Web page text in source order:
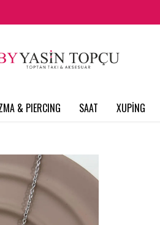
& PIERCING SAAT XUPİNG